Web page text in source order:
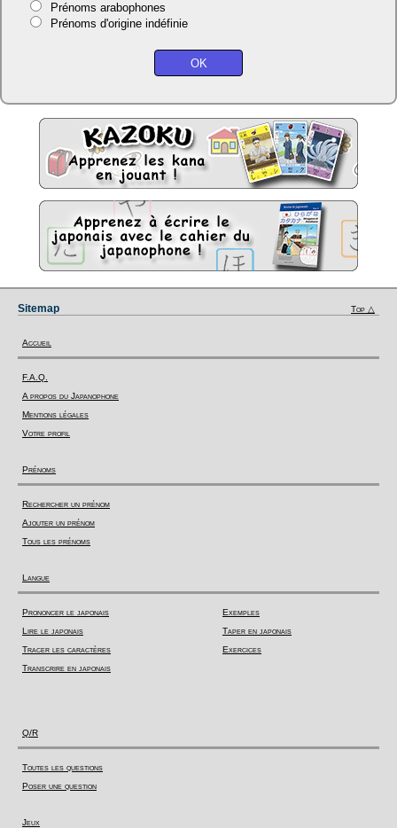
Prénoms arabophones
Prénoms d'origine indéfinie
Sitemap Top △
Accueil
F.A.Q.
A propos du Japanophone
Mentions légales
Votre profil
Prénoms
Rechercher un prénom
Ajouter un prénom
Tous les prénoms
Langue
Prononcer le japonais
Lire le japonais
Tracer les caractères
Transcrire en japonais
Exemples
Taper en japonais
Exercices
Q/R
Toutes les questions
Poser une question
Jeux